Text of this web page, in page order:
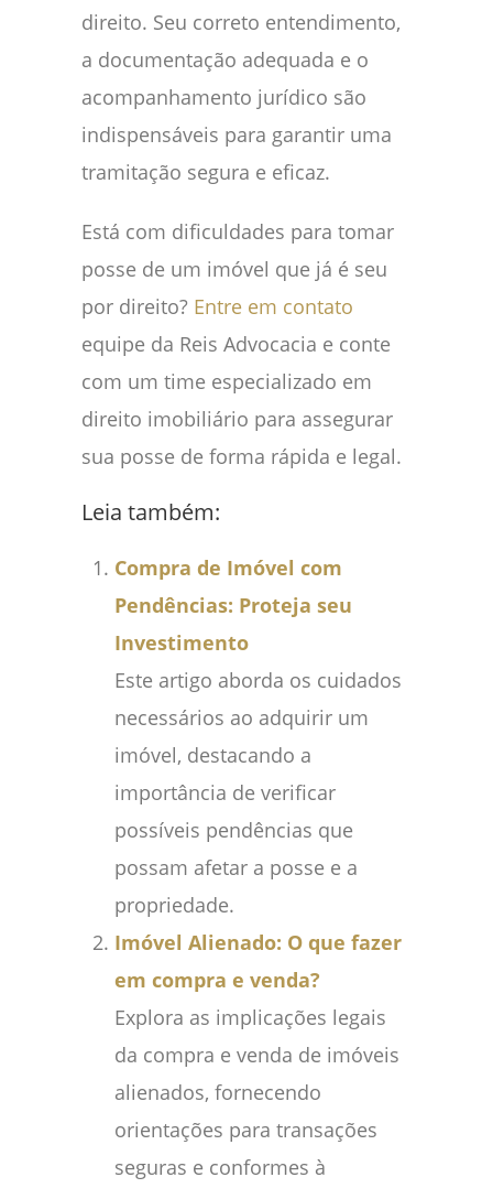
direito. Seu correto entendimento,
a documentação adequada e o
acompanhamento jurídico são
indispensáveis para garantir uma
tramitação segura e eficaz.
Está com dificuldades para tomar
posse de um imóvel que já é seu
por direito? Entre em contato
equipe da Reis Advocacia e conte
com um time especializado em
direito imobiliário para assegurar
sua posse de forma rápida e legal.
Leia também:
Compra de Imóvel com
Pendências: Proteja seu
Investimento
Este artigo aborda os cuidados
necessários ao adquirir um
imóvel, destacando a
importância de verificar
possíveis pendências que
possam afetar a posse e a
propriedade.
Imóvel Alienado: O que fazer
em compra e venda?
Explora as implicações legais
da compra e venda de imóveis
alienados, fornecendo
orientações para transações
seguras e conformes à